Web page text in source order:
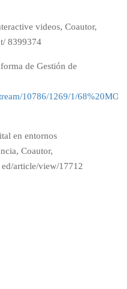
videos, Coautor,
8399374
de Gestión de
ream/10786/1269/1/
en entornos
Coautor,
article/view/17712